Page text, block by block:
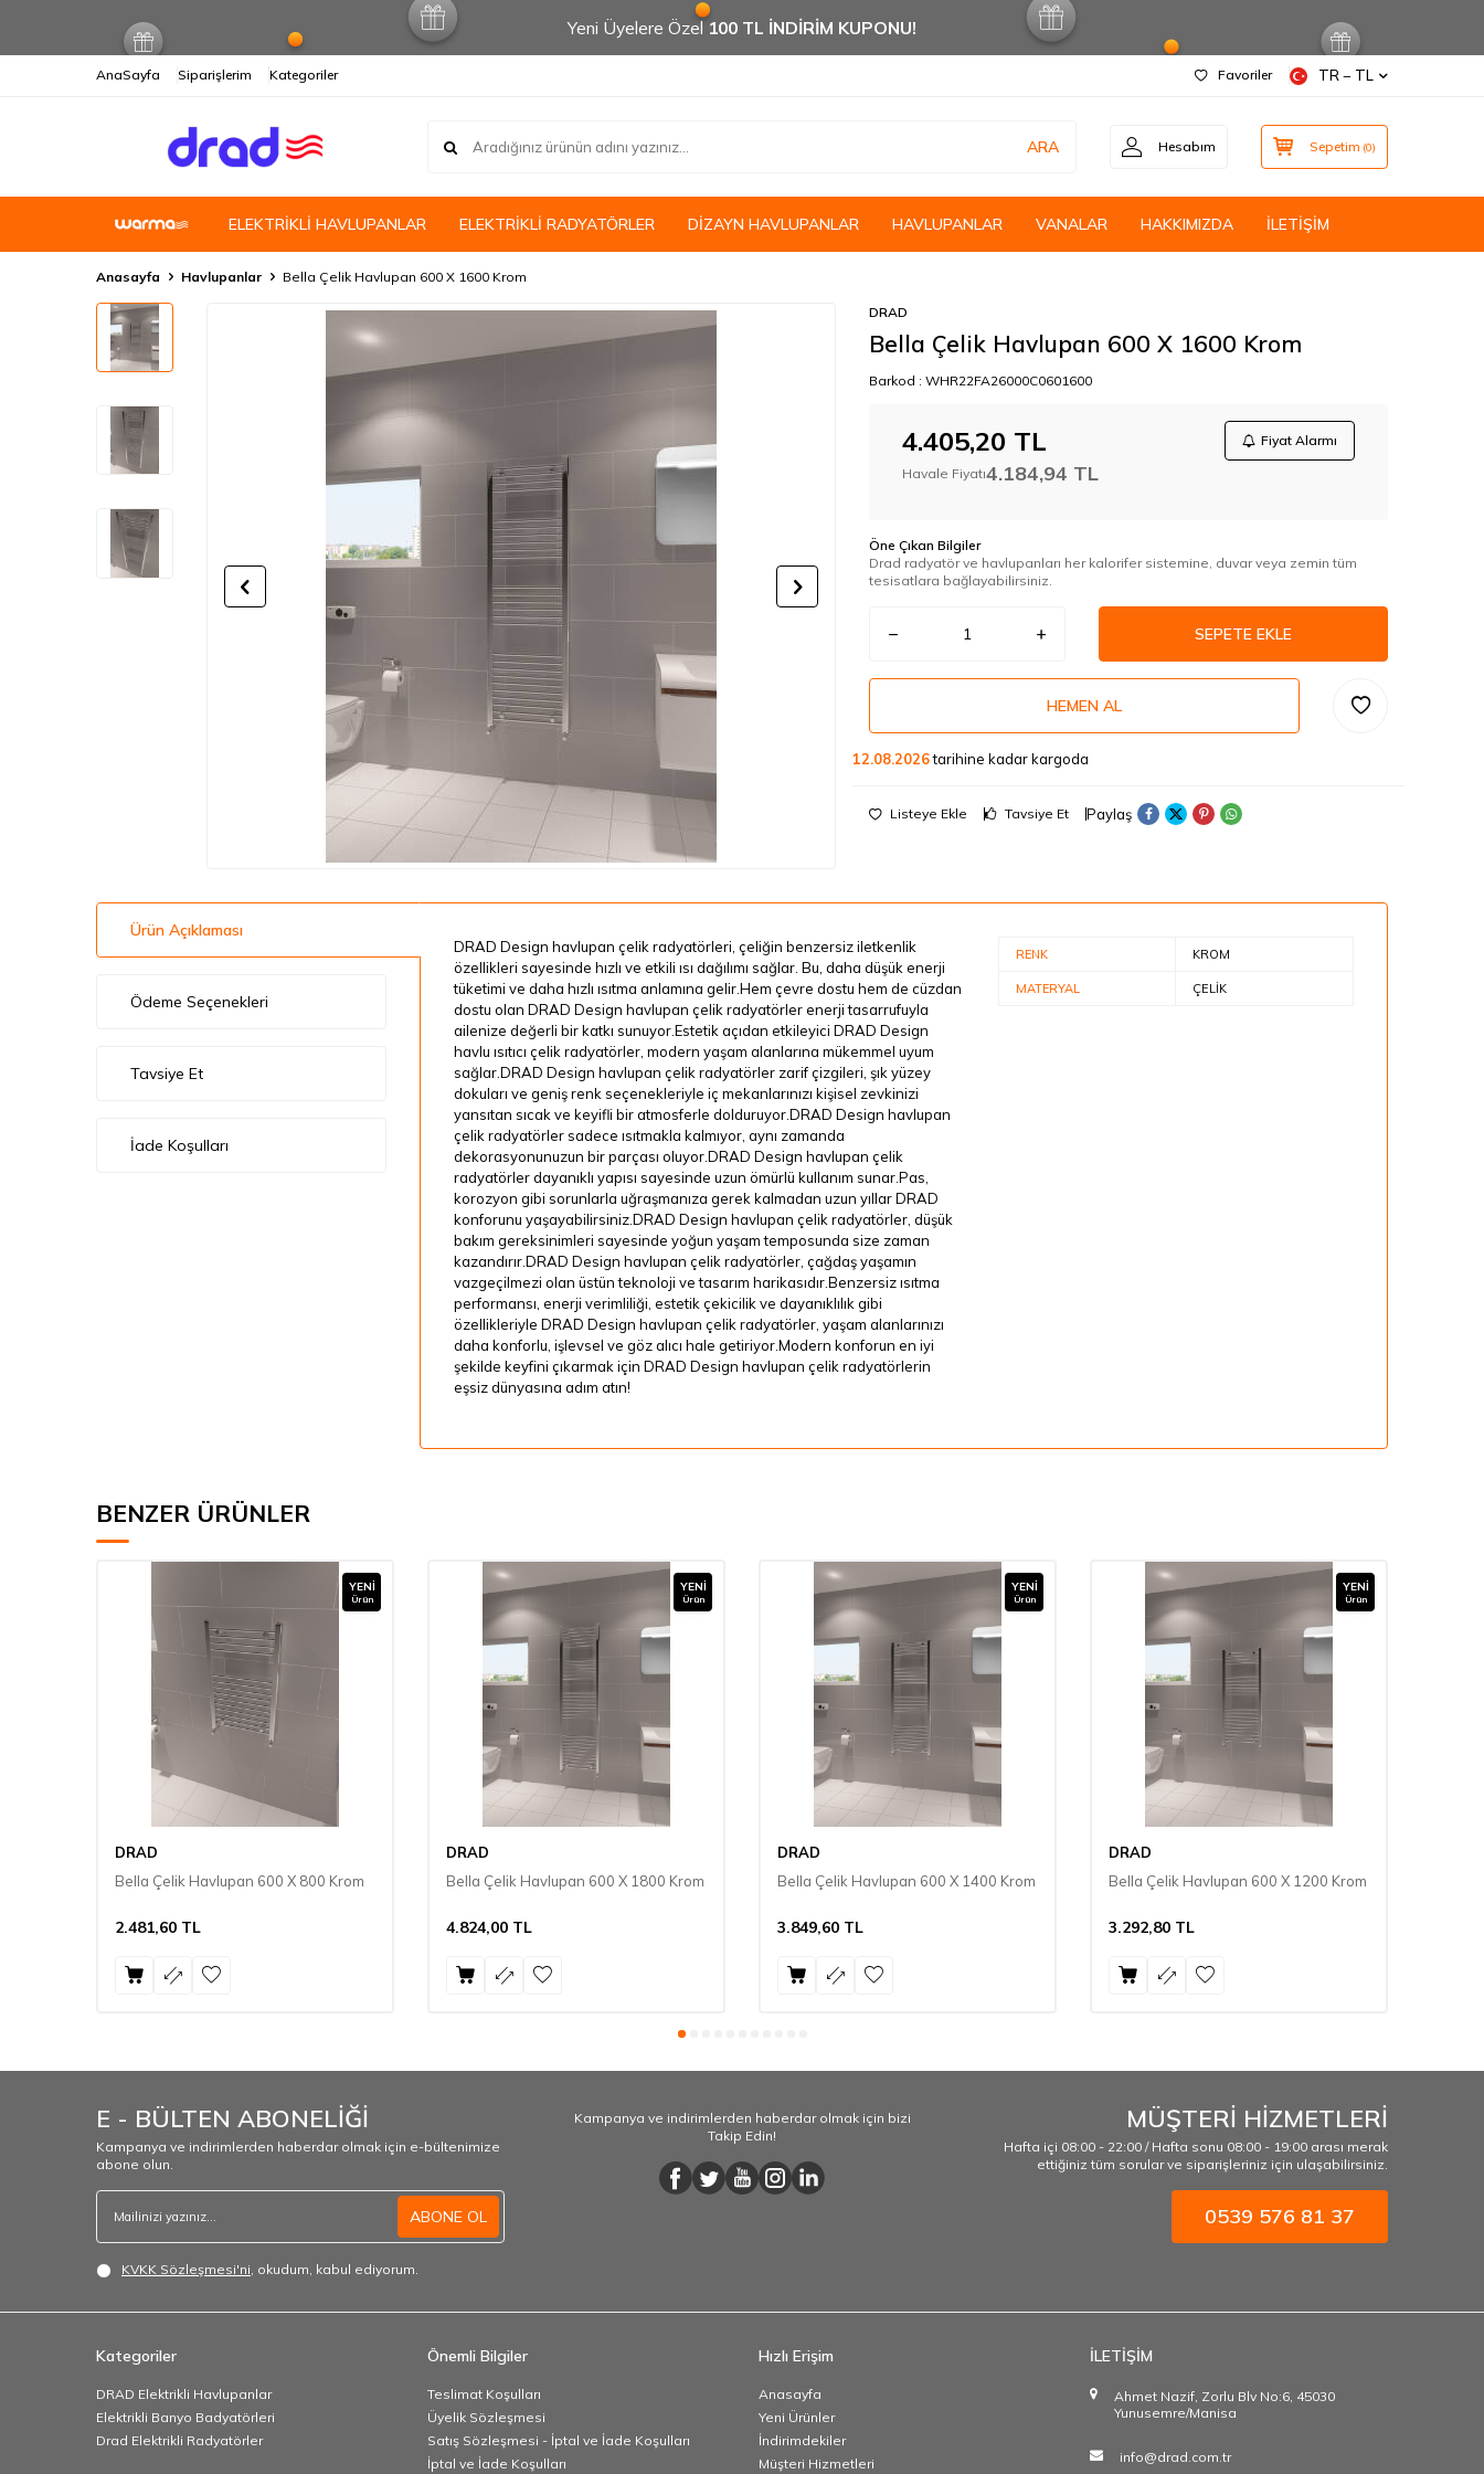
Yeni Üyelere Özel 100 TL İNDİRİM KUPONU!
AnaSayfa Siparişlerim Kategoriler Favoriler TR − TL
ARA Hesabım Sepetim (0)
ELEKTRİKLİ HAVLUPANLAR ELEKTRİKLİ RADYATÖRLER DİZAYN HAVLUPANLAR HAVLUPANLAR VANALAR HAKKIMIZDA İLETİŞİM
Anasayfa Havlupanlar Bella Çelik Havlupan 600 X 1600 Krom
DRAD
Bella Çelik Havlupan 600 X 1600 Krom
Barkod : WHR22FA26000C0601600
4.405,20 TL
Fiyat Alarmı
Havale Fiyatı4.184,94 TL
Öne Çıkan Bilgiler
Drad radyatör ve havlupanları her kalorifer sistemine, duvar veya zemin tüm
tesisatlara bağlayabilirsiniz.
SEPETE EKLE
HEMEN AL
12.08.2026tarihine kadar kargoda
Listeye Ekle Tavsiye Et Paylaş
Ürün Açıklaması
Ödeme Seçenekleri
Tavsiye Et
İade Koşulları
DRAD Design havlupan çelik radyatörleri, çeliğin benzersiz iletkenlik
özellikleri sayesinde hızlı ve etkili ısı dağılımı sağlar. Bu, daha düşük enerji
tüketimi ve daha hızlı ısıtma anlamına gelir.Hem çevre dostu hem de cüzdan
dostu olan DRAD Design havlupan çelik radyatörler enerji tasarrufuyla
ailenize değerli bir katkı sunuyor.Estetik açıdan etkileyici DRAD Design
havlu ısıtıcı çelik radyatörler, modern yaşam alanlarına mükemmel uyum
sağlar.DRAD Design havlupan çelik radyatörler zarif çizgileri, şık yüzey
dokuları ve geniş renk seçenekleriyle iç mekanlarınızı kişisel zevkinizi
yansıtan sıcak ve keyifli bir atmosferle dolduruyor.DRAD Design havlupan
çelik radyatörler sadece ısıtmakla kalmıyor, aynı zamanda
dekorasyonunuzun bir parçası oluyor.DRAD Design havlupan çelik
radyatörler dayanıklı yapısı sayesinde uzun ömürlü kullanım sunar.Pas,
korozyon gibi sorunlarla uğraşmanıza gerek kalmadan uzun yıllar DRAD
konforunu yaşayabilirsiniz.DRAD Design havlupan çelik radyatörler, düşük
bakım gereksinimleri sayesinde yoğun yaşam temposunda size zaman
kazandırır.DRAD Design havlupan çelik radyatörler, çağdaş yaşamın
vazgeçilmezi olan üstün teknoloji ve tasarım harikasıdır.Benzersiz ısıtma
performansı, enerji verimliliği, estetik çekicilik ve dayanıklılık gibi
özellikleriyle DRAD Design havlupan çelik radyatörler, yaşam alanlarınızı
daha konforlu, işlevsel ve göz alıcı hale getiriyor.Modern konforun en iyi
şekilde keyfini çıkarmak için DRAD Design havlupan çelik radyatörlerin
eşsiz dünyasına adım atın!
RENK KROM
MATERYAL ÇELİK
BENZER ÜRÜNLER
YENI
Ürün
DRAD
Bella Çelik Havlupan 600 X 800 Krom
2.481,60 TL
YENI
Ürün
DRAD
Bella Çelik Havlupan 600 X 1800 Krom
4.824,00 TL
YENI
Ürün
DRAD
Bella Çelik Havlupan 600 X 1400 Krom
3.849,60 TL
YENI
Ürün
DRAD
Bella Çelik Havlupan 600 X 1200 Krom
3.292,80 TL
E - BÜLTEN ABONELİĞİ
Kampanya ve indirimlerden haberdar olmak için e-bültenimize
abone olun.
ABONE OL
KVKK Sözleşmesi'ni , okudum, kabul ediyorum.
Kampanya ve indirimlerden haberdar olmak için bizi
Takip Edin!
MÜŞTERİ HİZMETLERİ
Hafta içi 08:00 - 22:00 / Hafta sonu 08:00 - 19:00 arası merak
ettiğiniz tüm sorular ve siparişleriniz için ulaşabilirsiniz.
0539 576 81 37
Kategoriler
DRAD Elektrikli Havlupanlar
Elektrikli Banyo Badyatörleri
Drad Elektrikli Radyatörler
Önemli Bilgiler
Teslimat Koşulları
Üyelik Sözleşmesi
Satış Sözleşmesi - İptal ve İade Koşulları
İptal ve İade Koşulları
Hızlı Erişim
Anasayfa
Yeni Ürünler
İndirimdekiler
Müşteri Hizmetleri
İLETİŞİM
Ahmet Nazif, Zorlu Blv No:6, 45030
Yunusemre/Manisa
info@drad.com.tr